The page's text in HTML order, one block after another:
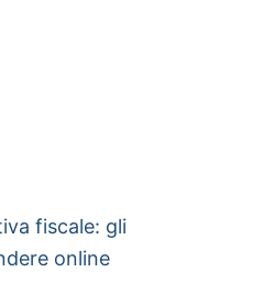
fiscale: gli
online